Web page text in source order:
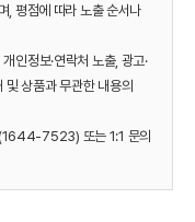
, 평점에 따라 노출 순서나
인정보·연락처 노출, 광고·
및 상품과 무관한 내용의
(1644-7523) 또는 1:1 문의